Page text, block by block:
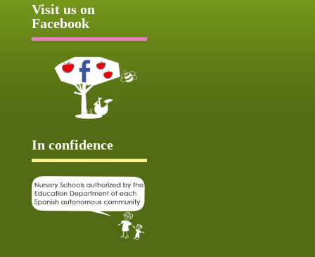
Visit us on
Facebook
In confidence